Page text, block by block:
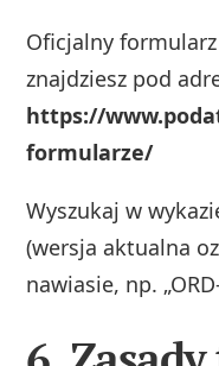
Oficjalny
znajdziesz pod
https://
formularze/
Wyszukaj w
(wersja aktualna
nawiasie, np.